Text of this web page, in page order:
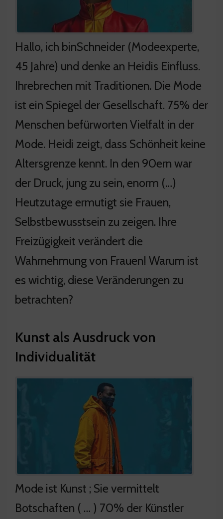
Hallo, ich binSchneider (Modeexperte,
45 Jahre) und denke an Heidis Einfluss.
Ihrebrechen mit Traditionen. Die Mode
ist ein Spiegel der Gesellschaft. 75% der
Menschen befürworten Vielfalt in der
Mode. Heidi zeigt, dass Schönheit keine
Altersgrenze kennt. In den 90ern war
der Druck, jung zu sein, enorm (…)
Heutzutage ermutigt sie Frauen,
Selbstbewusstsein zu zeigen. Ihre
Freizügigkeit verändert die
Wahrnehmung von Frauen! Warum ist
es wichtig, diese Veränderungen zu
betrachten?
Kunst als Ausdruck von
Individualität
Mode ist Kunst ; Sie vermittelt
Botschaften ( … ) 70% der Künstler